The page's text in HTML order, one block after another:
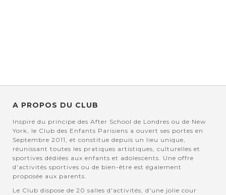
A PROPOS DU CLUB
Inspiré du principe des After School de Londres ou de New
York, le Club des Enfants Parisiens a ouvert ses portes en
Septembre 2011, et constitue depuis un lieu unique,
réunissant toutes les pratiques artistiques, culturelles et
sportives dédiées aux enfants et adolescents. Une offre
d'activités sportives ou de bien-être est également
proposée aux parents.
Le Club dispose de 20 salles d'activités, d'une jolie cour